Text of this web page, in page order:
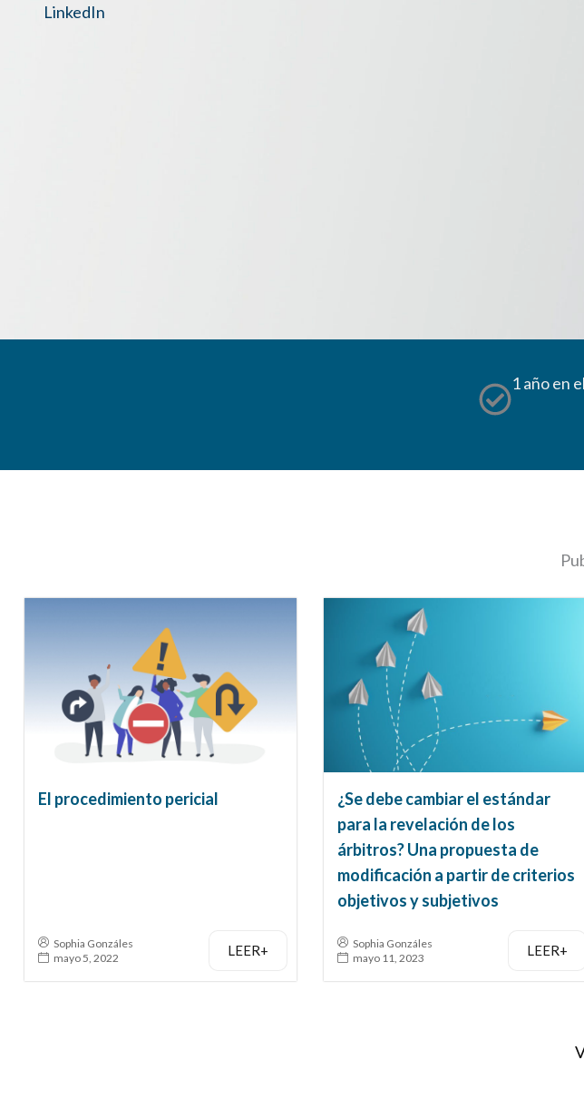
LinkedIn
1 año en
El procedimiento pericial
Sophia Gonzáles
mayo 5, 2022
LEER+
¿Se debe cambiar el estándar
para la revelación de los
árbitros? Una propuesta de
modificación a partir de criterios
objetivos y subjetivos
Sophia Gonzáles
mayo 11, 2023
LEER+